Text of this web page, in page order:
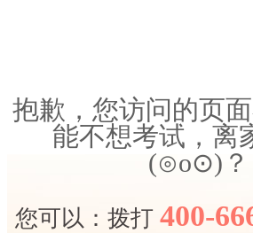
抱歉，您访问的页
能不想考试，离
(⊙o⊙)？
您可以：拨打 400-